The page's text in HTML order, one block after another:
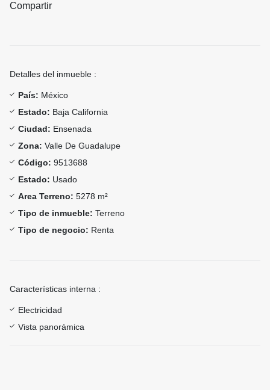
Compartir
Detalles del inmueble :
País: México
Estado: Baja California
Ciudad: Ensenada
Zona: Valle De Guadalupe
Código: 9513688
Estado: Usado
Area Terreno: 5278 m²
Tipo de inmueble: Terreno
Tipo de negocio: Renta
Características interna :
Electricidad
Vista panorámica